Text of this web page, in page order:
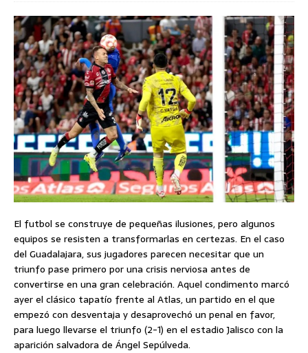
El futbol se construye de pequeñas ilusiones, pero algunos
equipos se resisten a transformarlas en certezas. En el caso
del Guadalajara, sus jugadores parecen necesitar que un
triunfo pase primero por una crisis nerviosa antes de
convertirse en una gran celebración. Aquel condimento marcó
ayer el clásico tapatío frente al Atlas, un partido en el que
empezó con desventaja y desaprovechó un penal en favor,
para luego llevarse el triunfo (2-1) en el estadio Jalisco con la
aparición salvadora de Ángel Sepúlveda.